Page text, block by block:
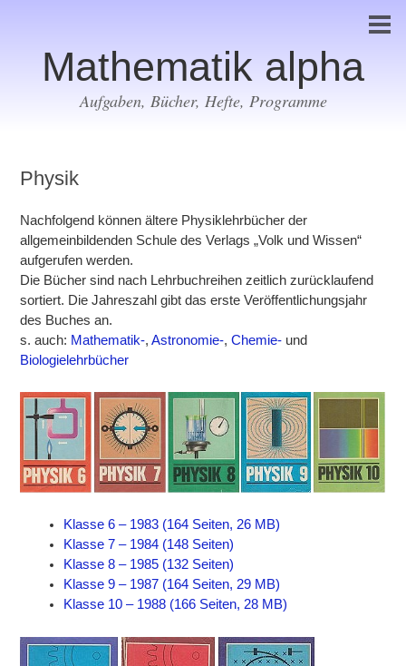
Mathematik alpha
Aufgaben, Bücher, Hefte, Programme
Physik
Nachfolgend können ältere Physiklehrbücher der
allgemeinbildenden Schule des Verlags „Volk und Wissen“
aufgerufen werden.
Die Bücher sind nach Lehrbuchreihen zeitlich zurücklaufend
sortiert. Die Jahreszahl gibt das erste Veröffentlichungsjahr
des Buches an.
s. auch: Mathematik-,Astronomie-,Chemie- und
Biologielehrbücher
Klasse 6 – 1983 (164 Seiten, 26 MB)
Klasse 7 – 1984 (148 Seiten)
Klasse 8 – 1985 (132 Seiten)
Klasse 9 – 1987 (164 Seiten, 29 MB)
Klasse 10 – 1988 (166 Seiten, 28 MB)